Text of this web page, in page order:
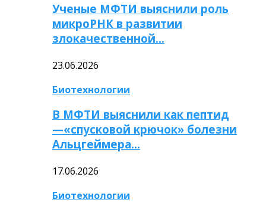
Ученые МФТИ выяснили роль
микроРНК в развитии
злокачественной…
23.06.2026
Биотехнологии
В МФТИ выяснили как пептид
—«спусковой крючок» болезни
Альцгеймера…
17.06.2026
Биотехнологии